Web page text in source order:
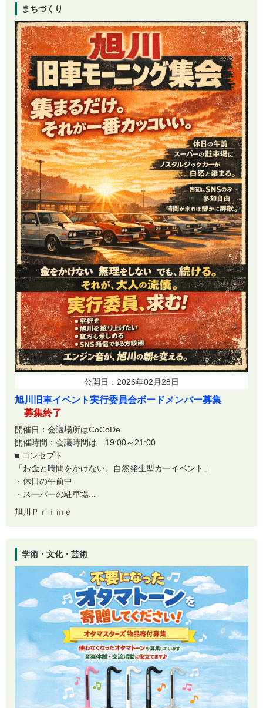
まちづくり
公開日：2026年02月28日
旭川旧車イベント実行委員会ボードメンバー募集
募集終了
開催日：会議場所はCoCoDe
開催時間：会議時間は 19:00～21:00
■ コンセプト
「お金と時間をかけない、自然発生型カーイベント」
・休日の午前中
・スーパーの駐車場...
旭川Ｐｒｉｍｅ
学術・文化・芸術